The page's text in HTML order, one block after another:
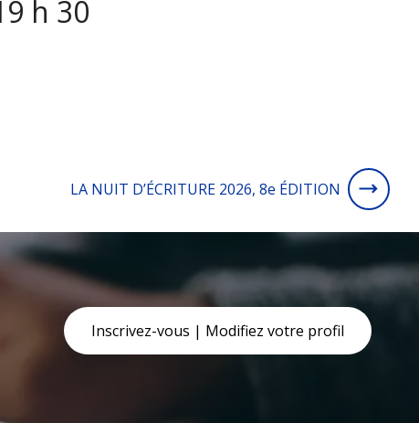
h 30
LA NUIT D’ÉCRITURE 2026, 8e ÉDITION
Inscrivez-vous | Modifiez votre profil